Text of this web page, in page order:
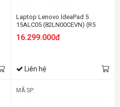
Laptop Lenovo IdeaPad 5
15ALC05 (82LN00CEVN) (R5
5500U/8GB RAM/512GB
SSD/15.6 FHD/Win11/Xám)
16.299.000đ
Liên hệ
MÃ SP: